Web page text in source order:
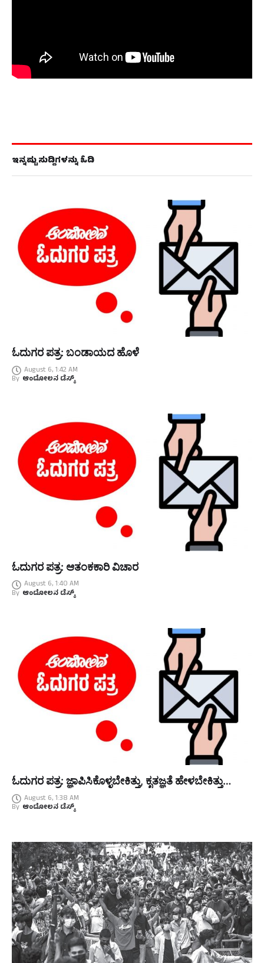
ಇನ್ನಷ್ಟು ಸುದ್ದಿಗಳನ್ನು ಓದಿ
ಓದುಗರ ಪತ್ರ: ಬಂಡಾಯದ ಹೊಳೆ
August 6, 1:42 AM
By ಆಂದೋಲನ ಡೆಸ್ಕ್
ಓದುಗರ ಪತ್ರ: ಆತಂಕಕಾರಿ ವಿಚಾರ
August 6, 1:40 AM
By ಆಂದೋಲನ ಡೆಸ್ಕ್
ಓದುಗರ ಪತ್ರ: ಜ್ಞಾಪಿಸಿಕೊಳ್ಳಬೇಕಿತ್ತು, ಕೃತಜ್ಞತೆ ಹೇಳಬೇಕಿತ್ತು…
August 6, 1:38 AM
By ಆಂದೋಲನ ಡೆಸ್ಕ್